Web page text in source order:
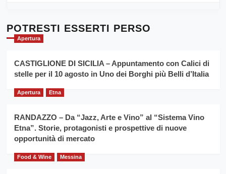
l’
evento
la
filiera
grano
Cronoscalata
per
il
anno
Franco
Caruso
POTRESTI ESSERTI PERSO
Apertura
CASTIGLIONE DI SICILIA – Appuntamento con Calici di
stelle per il 10 agosto in Uno dei Borghi più Belli d’Italia
Apertura Etna
RANDAZZO – Da “Jazz, Arte e Vino” al “Sistema Vino
Etna”. Storie, protagonisti e prospettive di nuove
opportunità di mercato
Food & Wine Messina